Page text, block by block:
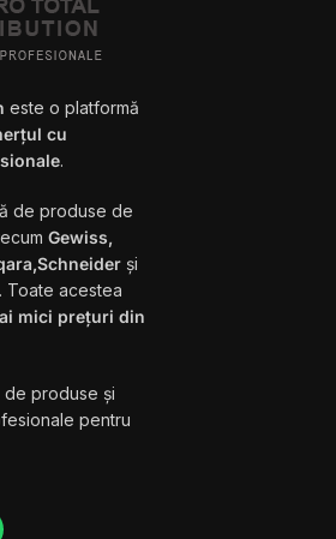
este o platformă
cu
.
de produse de
Gewiss,
și
. Toate acestea
mici prețuri din
de produse și
pentru